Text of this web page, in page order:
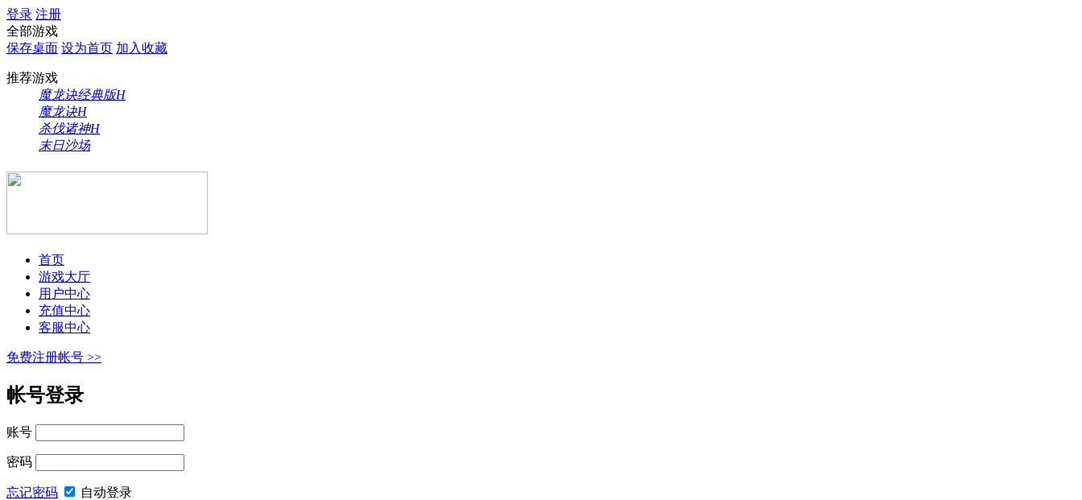
登录 注册
全部游戏
保存桌面 设为首页 加入收藏
推荐游戏
魔龙诀经典版H
魔龙诀H
杀伐诸神H
末日沙场
首页
游戏大厅
用户中心
充值中心
客服中心
免费注册帐号 >>
帐号登录
账号
密码
忘记密码 自动登录